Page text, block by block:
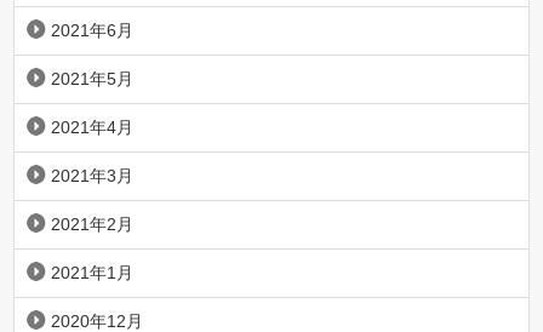
2021年6月
2021年5月
2021年4月
2021年3月
2021年2月
2021年1月
2020年12月